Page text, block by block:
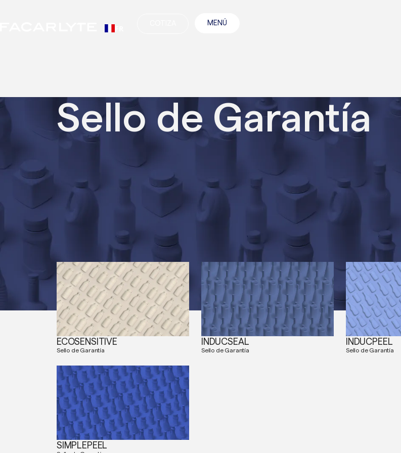
MENÚ
Sello de Garantía
ECOSENSITIVE
Sello de Garantía
INDUCSEAL
Sello de Garantía
INDUCPEEL
Sello de Garantía
SIMPLEPEEL